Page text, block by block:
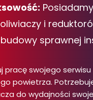
i
sprawnej
pracę swojego
powietrza.
do wydajności